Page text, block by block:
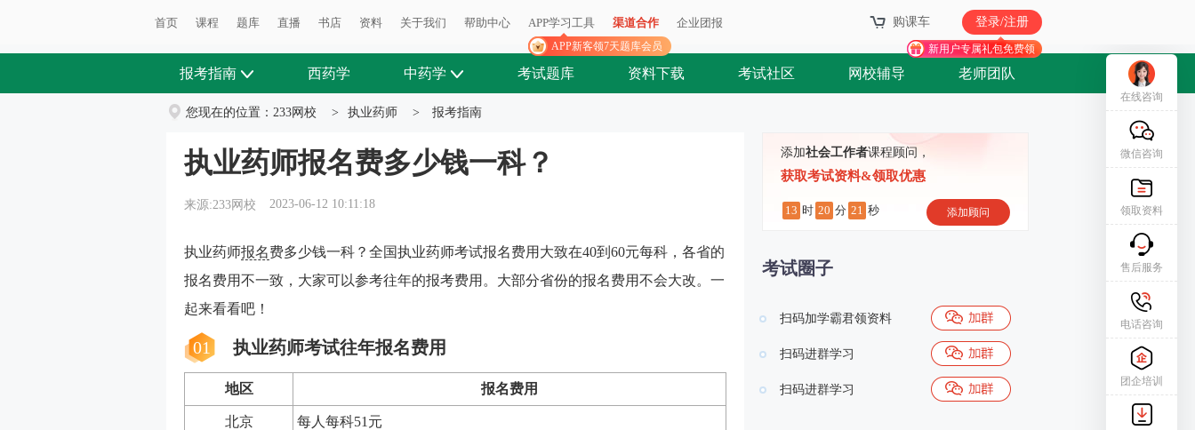
首页 课程 题库 直播 书店 资料 关于我们 帮助中心 APP学习工具
APP新客领7天题库会员
渠道合作 企业团报 购课车 登录/注册
新用户专属礼包免费领
报考指南 西药学 中药学 考试题库 资料下载 考试社区 网校辅导 老师团队
您现在的位置： 233网校 > 执业药师 > 报考指南
执业药师报名费多少钱一科？
来源:233网校 2023-06-12 10:11:18
执业药师报名费多少钱一科？全国执业药师考试报名费用大致在40到60元每科，各省的
报名费用不一致， 大家可以参考往年的报考费用。 大部分省份的报名费用不会大改。一
起来看看吧！
01 执业药师考试往年报名费用
地区 报名费用
北京 每人每科51元
添加社会工作者课程顾问，
获取考试资料&领取优惠
13 时 20 分 20 秒 添加顾问
考试圈子
扫码加学霸君领资料
扫码进群学习
扫码进群学习
在线咨询
微信咨询
领取资料
售后服务
电话咨询
团企培训